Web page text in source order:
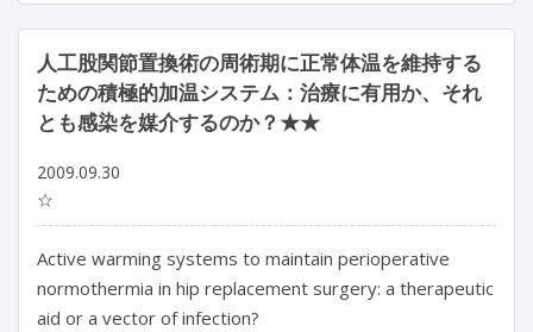
人工股関節置換術の周術期に正常体温を維持する
ための積極的加温システム：治療に有用か、それ
とも感染を媒介するのか？★★
2009.09.30
☆
Active warming systems to maintain perioperative
normothermia in hip replacement surgery: a therapeutic
aid or a vector of infection?